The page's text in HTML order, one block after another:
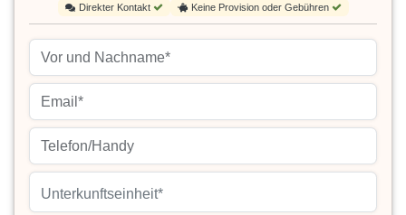
Direkter Kontakt Keine Provision oder Gebühren
Unterkunftseinheit*